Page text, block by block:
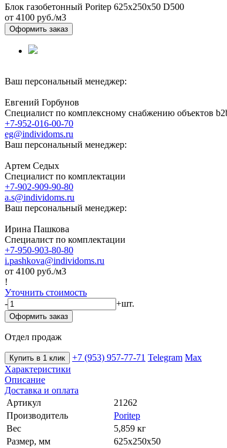
Блок газобетонный Poritep 625x250x50 D500
от 4100 руб./м3
Оформить заказ
Ваш персональный менеджер:
Евгений Горбунов
Специалист по комплексному снабжению объектов
+7-952-016-00-70
eg@individoms.ru
Ваш персональный менеджер:
Артем Седых
Специалист по комплектации
+7-902-909-90-80
a.s@individoms.ru
Ваш персональный менеджер:
Ирина Пашкова
Специалист по комплектации
+7-950-903-80-80
i.pashkova@individoms.ru
от 4100 руб./м3
!
Уточнить стоимость
-
+шт.
Оформить заказ
Отдел продаж
Купить в 1 клик +7 (953) 957-77-71 Telegram Max
Характеристики
Описание
Доставка и оплата
Артикул
21262
Производитель
Poritep
Вес
5,859 кг
Размер, мм
625х250х50